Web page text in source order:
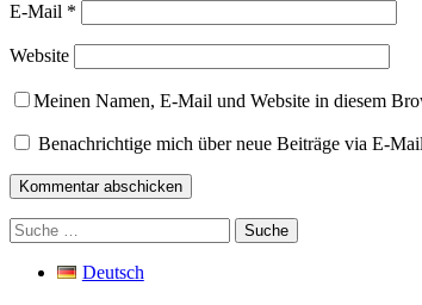
E-Mail *
Website
Meinen Namen, E-Mail und Website in diesem
Benachrichtige mich über neue Beiträge via E-
Suche
nach:
Deutsch